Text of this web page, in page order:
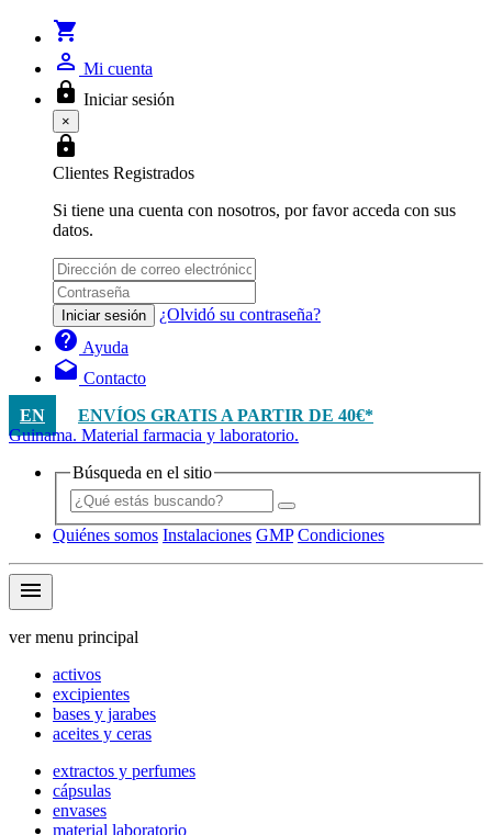
shopping_cart
person_outline Mi cuenta
lock Iniciar sesión
×
lock
Clientes Registrados
Si tiene una cuenta con nosotros, por favor acceda con sus
datos.
Iniciar sesión ¿Olvidó su contraseña?
help Ayuda
drafts Contacto
EN
ENVÍOS GRATIS A PARTIR DE 40€*
Guinama. Material farmacia y laboratorio.
Búsqueda en el sitio
Quiénes somos Instalaciones GMP Condiciones
menu
ver menu principal
activos
excipientes
bases y jarabes
aceites y ceras
extractos y perfumes
cápsulas
envases
material laboratorio